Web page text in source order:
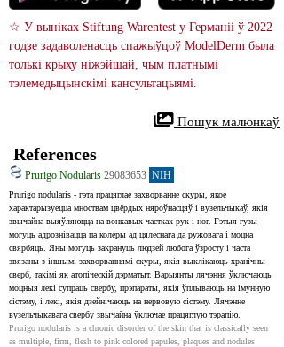
☆ У выніках Stiftung Warentest у Германіі ў 2022
годзе задаволенасць спажыўцоў ModelDerm была
толькі крыху ніжэйшай, чым платнымі
тэлемедыцынскімі кансультацыямі.
Пошук малюнкаў
References
Prurigo Nodularis 29083653 NIH
Prurigo nodularis - гэта працяглае захворванне скуры, якое
характарызуецца мноствам цвёрдых няроўнасцяў і вузельчыкаў, якія
звычайна выяўляюцца на вонкавых частках рук і ног. Гэтыя гузы
могуць адрознівацца па колеры ад цялеснага да ружовага і моцна
свярбяць. Яны могуць закрануць людзей любога ўзросту і часта
звязаны з іншымі захворваннямі скуры, якія выклікаюць хранічны
сверб, такімі як атопіческій дэрматыт. Варыянты лячэння ўключаюць
моцныя лекі супраць свербу, прэпараты, якія ўплываюць на імунную
сістэму, і лекі, якія дзейнічаюць на нервовую сістэму. Лячэнне
вузельчыкавага свербу звычайна ўключае працяглую тэрапію.
Prurigo nodularis is a chronic disorder of the skin that is classically seen
as multiple, firm, flesh to pink colored papules, plaques and nodules